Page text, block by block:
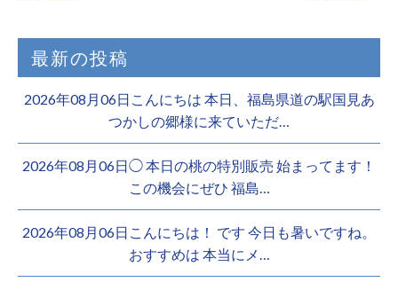
最新の投稿
2026年08月06日こんにちは 本日、福島県道の駅国見あ
つかしの郷様に来ていただ…
2026年08月06日◯ 本日の桃の特別販売 始まってます！
この機会にぜひ 福島…
2026年08月06日こんにちは！ です 今日も暑いですね。
おすすめは 本当にメ…